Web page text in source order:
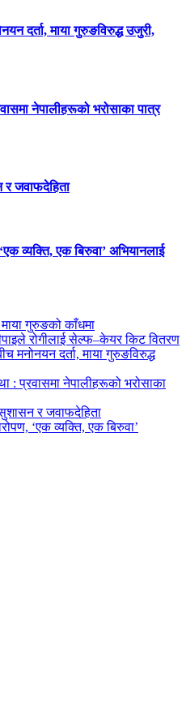
दर्ता, माया गुरुङविरुद्ध उजुरी,
नेपालीहरूको भरोसाका पात्र
जवाफदेहिता
व्यक्ति, एक बिरुवा’ अभियानलाई
गुरुङको काँधमा
रोगीलाई सेल्फ–केयर किट वितरण
मनोनयन दर्ता, माया गुरुङविरुद्ध
: प्रवासमा नेपालीहरूको भरोसाका
र जवाफदेहिता
‘एक व्यक्ति, एक बिरुवा’